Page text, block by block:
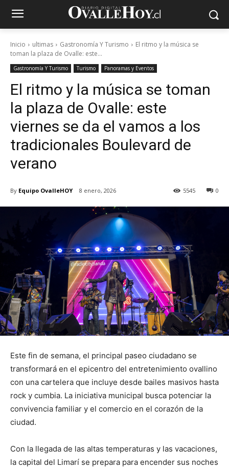
Inicio ultimas Gastronomía Y Turismo
El ritmo y la música se
toman la plaza de Ovalle: este...
Gastronomía Y Turismo Turismo Panoramas y Eventos
El ritmo y la música se toman
la plaza de Ovalle: este
viernes se da el vamos a los
tradicionales Boulevard de
verano
By Equipo OvalleHOY 8 enero, 2026 0
5545
Este fin de semana, el principal paseo ciudadano se
transformará en el epicentro del entretenimiento ovallino
con una cartelera que incluye desde bailes masivos hasta
rock y cumbia. La iniciativa municipal busca potenciar la
convivencia familiar y el comercio en el corazón de la
ciudad.
Con la llegada de las altas temperaturas y las vacaciones,
la capital del Limarí se prepara para encender sus noches